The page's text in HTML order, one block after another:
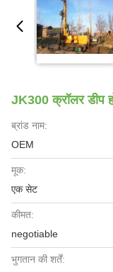
JK300 क्रॉलर डीप
ब्रांड नाम:
OEM
मूक:
एक सेट
कीमत:
negotiable
भुगतान की शर्तें: